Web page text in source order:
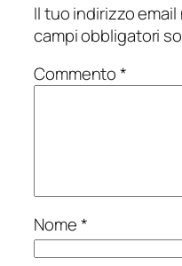
Il tuo indirizzo
campi obbligatori
Commento*
Nome*